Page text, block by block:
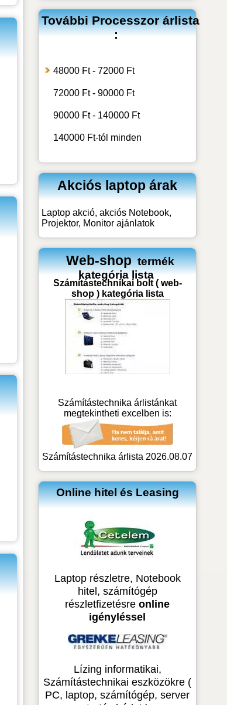
TovábbiProcesszorárlista
:
48000 Ft - 72000 Ft
72000 Ft - 90000 Ft
90000 Ft - 140000 Ft
140000 Ft-tól minden
Akciós laptop árak
Laptop akció, akciós Notebook,
Projektor, Monitor ajánlatok
Web-shop termék
kategória lista
Számítástechnikai bolt ( web-
shop ) kategória lista
Számítástechnika árlistánkat
megtekintheti excelben is:
Számítástechnika árlista 2026.08.07
Online hitel és Leasing
Laptop részletre, Notebook
hitel, számítógép
részletfizetésreonline
igényléssel
Lízing informatikai,
Számítástechnikai eszközökre (
PC, laptop, számítógép, server